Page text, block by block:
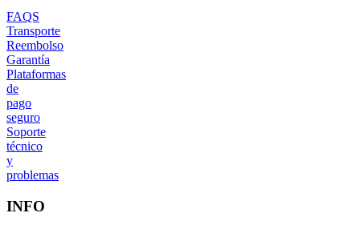
FAQS
Transporte
Reembolso
Garantía
Plataformas
de
pago
seguro
Soporte
técnico
y
problemas
INFO